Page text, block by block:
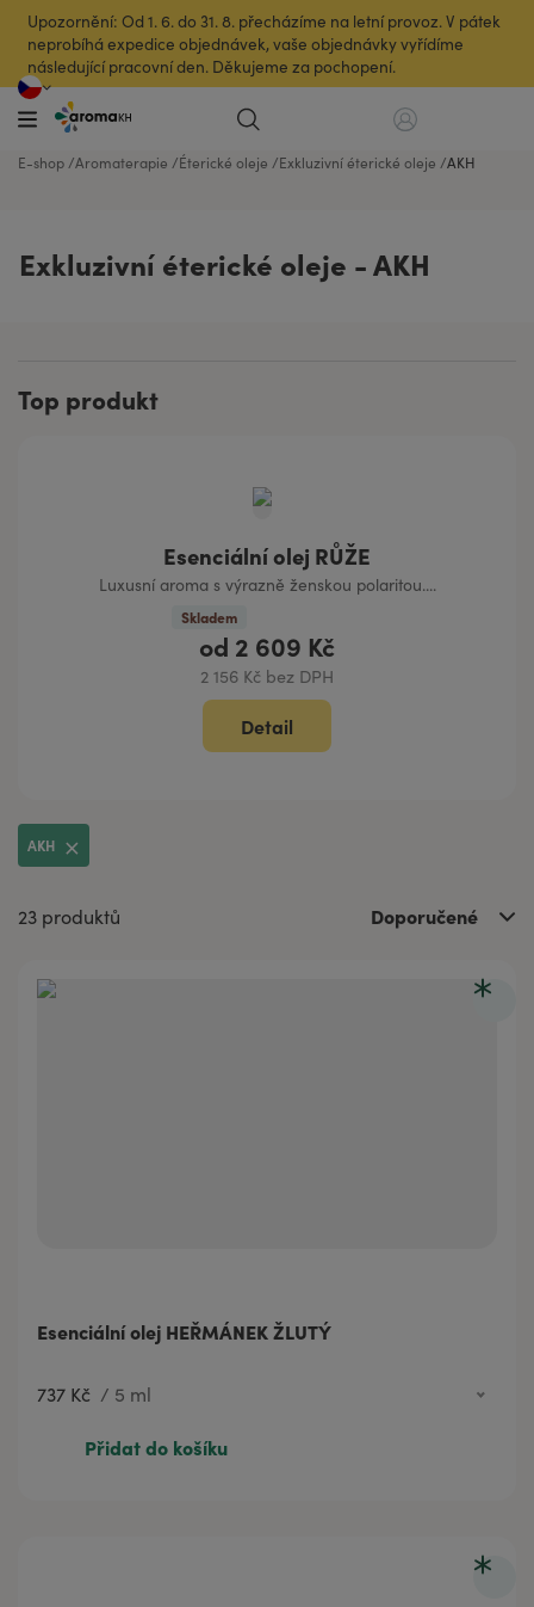
Upozornění: Od 1. 6. do 31. 8. přecházíme na letní provoz. V pátek
neprobíhá expedice objednávek, vaše objednávky vyřídíme
následující pracovní den. Děkujeme za pochopení.
E-shop Aromaterapie Éterické oleje Exkluzivní éterické oleje AKH
Exkluzivní éterické oleje - AKH
Top produkt
Esenciální olej RŮŽE
Luxusní aroma s výrazně ženskou polaritou....
Skladem
od 2 609 Kč
2 156 Kč bez DPH
Detail
AKH
23 produktů Doporučené
Esenciální olej HEŘMÁNEK ŽLUTÝ
737 Kč / 5 ml
301 Kč
2 ml
Přidat do košíku